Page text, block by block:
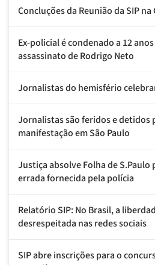
Concluções da Reunião da SIP na
Ex-policial é condenado a 12
assassinato de Rodrigo Neto
Jornalistas do hemisfério
Jornalistas são feridos e detidos
manifestação em São Paulo
Justiça absolve Folha de
errada fornecida pela polícia
Relatório SIP: No Brasil, a
desrespeitada nas redes sociais
SIP abre inscrições para o